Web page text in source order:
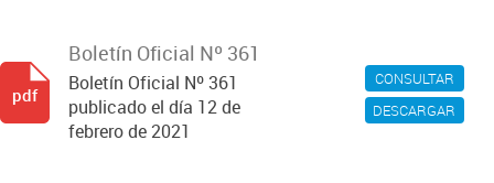
CONSULTAR
DESCARGAR
Boletín Oficial Nº 361
Boletín Oficial Nº 361
publicado el día 12 de
febrero de 2021
pdf